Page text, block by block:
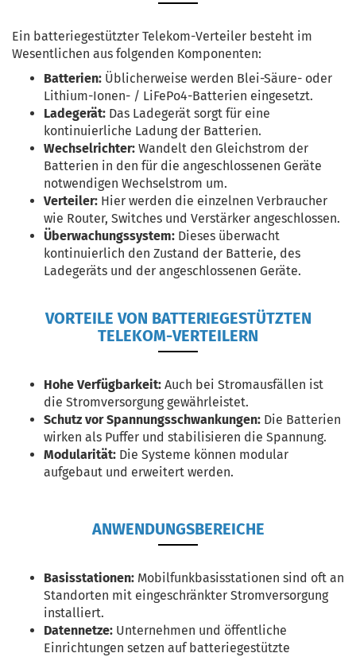
Ein batteriegestützter Telekom-Verteiler besteht im
Wesentlichen aus folgenden Komponenten:
Batterien: Üblicherweise werden Blei-Säure- oder
Lithium-Ionen- / LiFePo4-Batterien eingesetzt.
Ladegerät: Das Ladegerät sorgt für eine
kontinuierliche Ladung der Batterien.
Wechselrichter: Wandelt den Gleichstrom der
Batterien in den für die angeschlossenen Geräte
notwendigen Wechselstrom um.
Verteiler: Hier werden die einzelnen Verbraucher
wie Router, Switches und Verstärker angeschlossen.
Überwachungssystem: Dieses überwacht
kontinuierlich den Zustand der Batterie, des
Ladegeräts und der angeschlossenen Geräte.
VORTEILE VON BATTERIEGESTÜTZTEN
TELEKOM-VERTEILERN
Hohe Verfügbarkeit: Auch bei Stromausfällen ist
die Stromversorgung gewährleistet.
Schutz vor Spannungsschwankungen: Die Batterien
wirken als Puffer und stabilisieren die Spannung.
Modularität: Die Systeme können modular
aufgebaut und erweitert werden.
ANWENDUNGSBEREICHE
Basisstationen: Mobilfunkbasisstationen sind oft an
Standorten mit eingeschränkter Stromversorgung
installiert.
Datennetze: Unternehmen und öffentliche
Einrichtungen setzen auf batteriegestützte